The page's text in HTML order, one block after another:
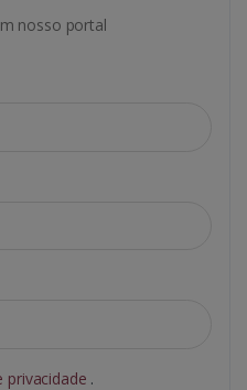
nosso portal
privacidade .